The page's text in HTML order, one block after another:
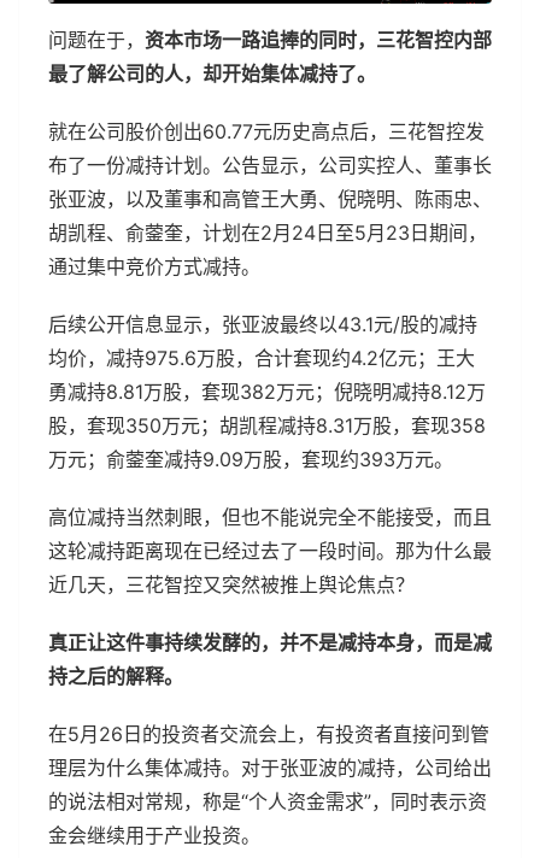
问题在于， 资本市场一路追捧的同时，三花智控内部
最了解公司的人，却开始集体减持了。
就在公司股价创出60.77元历史高点后，三花智控发
布了一份减持计划。公告显示，公司实控人、董事长
张亚波，以及董事和高管王大勇、倪晓明、陈雨忠、
胡凯程、俞蓥奎，计划在2月24日至5月23日期间，
通过集中竞价方式减持。
后续公开信息显示，张亚波最终以43.1元/股的减持
均价，减持975.6万股，合计套现约4.2亿元；王大
勇减持8.81万股，套现382万元；倪晓明减持8.12万
股，套现350万元；胡凯程减持8.31万股，套现358
万元；俞蓥奎减持9.09万股，套现约393万元。
高位减持当然刺眼，但也不能说完全不能接受，而且
这轮减持距离现在已经过去了一段时间。那为什么最
近几天，三花智控又突然被推上舆论焦点？
真正让这件事持续发酵的，并不是减持本身，而是减
持之后的解释。
在5月26日的投资者交流会上，有投资者直接问到管
理层为什么集体减持。对于张亚波的减持，公司给出
的说法相对常规，称是“个人资金需求”，同时表示资
金会继续用于产业投资。